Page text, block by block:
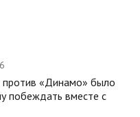
против «Динамо» было
побеждать вместе с